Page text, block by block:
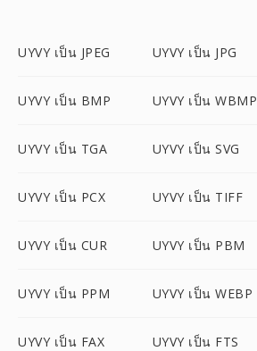
UYVY เป็น JPEG UYVY เป็น JPG
UYVY เป็น BMP UYVY เป็น WBMP
UYVY เป็น TGA UYVY เป็น SVG
UYVY เป็น PCX UYVY เป็น TIFF
UYVY เป็น CUR UYVY เป็น PBM
UYVY เป็น PPM UYVY เป็น WEBP
UYVY เป็น FAX UYVY เป็น FTS